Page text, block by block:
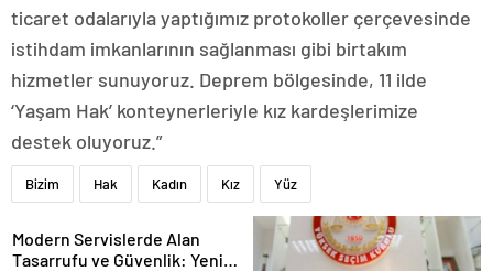
ticaret odalarıyla yaptığımız protokoller çerçevesinde
istihdam imkanlarının sağlanması gibi birtakım
hizmetler sunuyoruz. Deprem bölgesinde, 11 ilde
‘Yaşam Hak’ konteynerleriyle kız kardeşlerimize
destek oluyoruz.”
Bizim Hak Kadın Kız Yüz
Modern Servislerde Alan
Tasarrufu ve Güvenlik: Yeni